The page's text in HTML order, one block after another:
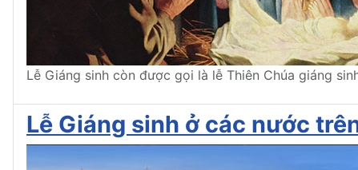
Lễ Giáng sinh còn được gọi là lễ Thiên Chúa giáng
Lễ Giáng sinh ở các nước